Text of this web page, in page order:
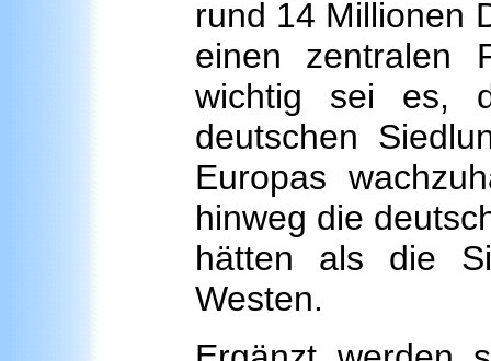
rund 14 Millionen
einen zentralen
wichtig sei es,
deutschen
Europas
hinweg die
hätten als die
Westen.